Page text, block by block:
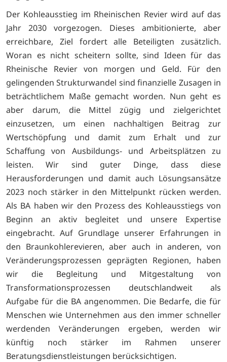
Der Kohleausstieg im Rheinischen Revier wird auf das
Jahr 2030 vorgezogen. Dieses ambitionierte, aber
erreichbare, Ziel fordert alle Beteiligten zusätzlich.
Woran es nicht scheitern sollte, sind Ideen für das
Rheinische Revier von morgen und Geld. Für den
gelingenden Strukturwandel sind finanzielle Zusagen in
beträchtlichem Maße gemacht worden. Nun geht es
aber darum, die Mittel zügig und zielgerichtet
einzusetzen, um einen nachhaltigen Beitrag zur
Wertschöpfung und damit zum Erhalt und zur
Schaffung von Ausbildungs- und Arbeitsplätzen zu
leisten. Wir sind guter Dinge, dass diese
Herausforderungen und damit auch Lösungsansätze
2023 noch stärker in den Mittelpunkt rücken werden.
Als BA haben wir den Prozess des Kohleausstiegs von
Beginn an aktiv begleitet und unsere Expertise
eingebracht. Auf Grundlage unserer Erfahrungen in
den Braunkohlerevieren, aber auch in anderen, von
Veränderungsprozessen geprägten Regionen, haben
wir die Begleitung und Mitgestaltung von
Transformationsprozessen deutschlandweit als
Aufgabe für die BA angenommen. Die Bedarfe, die für
Menschen wie Unternehmen aus den immer schneller
werdenden Veränderungen ergeben, werden wir
künftig noch stärker im Rahmen unserer
Beratungsdienstleistungen berücksichtigen.